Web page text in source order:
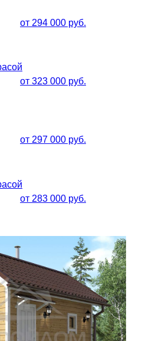
]
от 294 000 руб.
от 323 000 руб.
от 297 000 руб.
от 283 000 руб.